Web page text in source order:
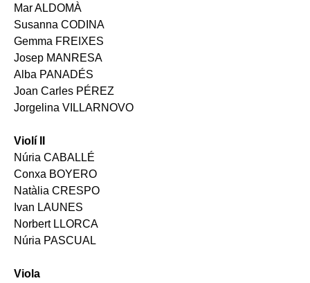
Mar ALDOMÀ
Susanna CODINA
Gemma FREIXES
Josep MANRESA
Alba PANADÉS
Joan Carles PÉREZ
Jorgelina VILLARNOVO
Violí II
Núria CABALLÉ
Conxa BOYERO
Natàlia CRESPO
Ivan LAUNES
Norbert LLORCA
Núria PASCUAL
Viola